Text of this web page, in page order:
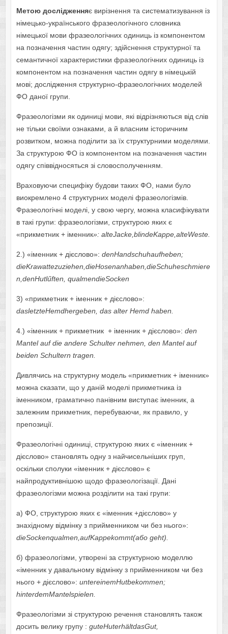
Метою дослідженняє вирізнення та систематизування із
німецько-українського фразеологічного словника
німецької мови фразеологічних одиниць із компонентом
на позначення частин одягу; здійснення структурної та
семантичної характеристики фразеологічних одиниць із
компонентом на позначення частин одягу в німецькій
мові; дослідження структурно-фразеологічних моделей
ФО даної групи.
Фразеологізми як одиниці мови, які відрізняються від слів
не тільки своїми ознаками, а й власним історичним
розвитком, можна поділити за їх структурними моделями.
За структурою ФО із компонентом на позначення частин
одягу співвідносяться зі словосполученням.
Враховуючи специфіку будови таких ФО, нами було
виокремлено 4 структурних моделі фразеологізмів.
Фразеологічні моделі, у свою чергу, можна класифікувати
в такі групи: фразеологізми, структурою яких є
«прикметник + іменник»: alteJackе,blindeKappе,alteWeste.
2.) «іменник + дієслово»: denHandschuhaufheben;
dieKrawattezuziehen,dieHosenanhaben,dieSchuheschmiere
n,denHutlűften, qualmendieSocken
3) «прикметник + іменник + дієслово»:
dasletzteHemdhergeben, das alter Hemd haben.
4.) «іменник + прикметник + іменник + дієслово»: den
Mantel auf die andere Schulter nehmen, den Mantel auf
beiden Schultern tragen.
Дивлячись на структурну модель «прикметник + іменник»
можна сказати, що у даній моделі прикметника із
іменником, граматично панівним виступає іменник, а
залежним прикметник, перебуваючи, як правило, у
препозиції.
Фразеологічні одиниці, структурою яких є «іменник +
дієслово» становлять одну з найчисельніших груп,
оскільки сполуки «іменник + дієслово» є
найпродуктивнішою щодо фразеологізації. Дані
фразеологізми можна розділити на такі групи:
а) ФО, структурою яких є «іменник +дієслово» у
знахідному відмінку з прийменником чи без нього»:
dieSockenqualmen,aufKappekommt(або geht).
б) фразеологізми, утворені за структурною моделлю
«іменник у давальному відмінку з прийменником чи без
нього + дієслово»: untereinemHutbekommen;
hinterdemMantelspielen.
Фразеологізми зі структурою речення становлять також
досить велику групу : guteHuterhӓltdasGut,